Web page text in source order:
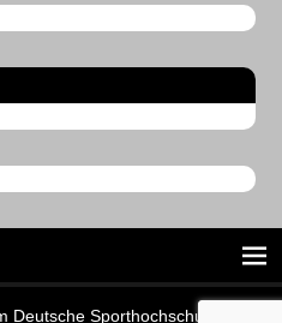
Sporthochschule